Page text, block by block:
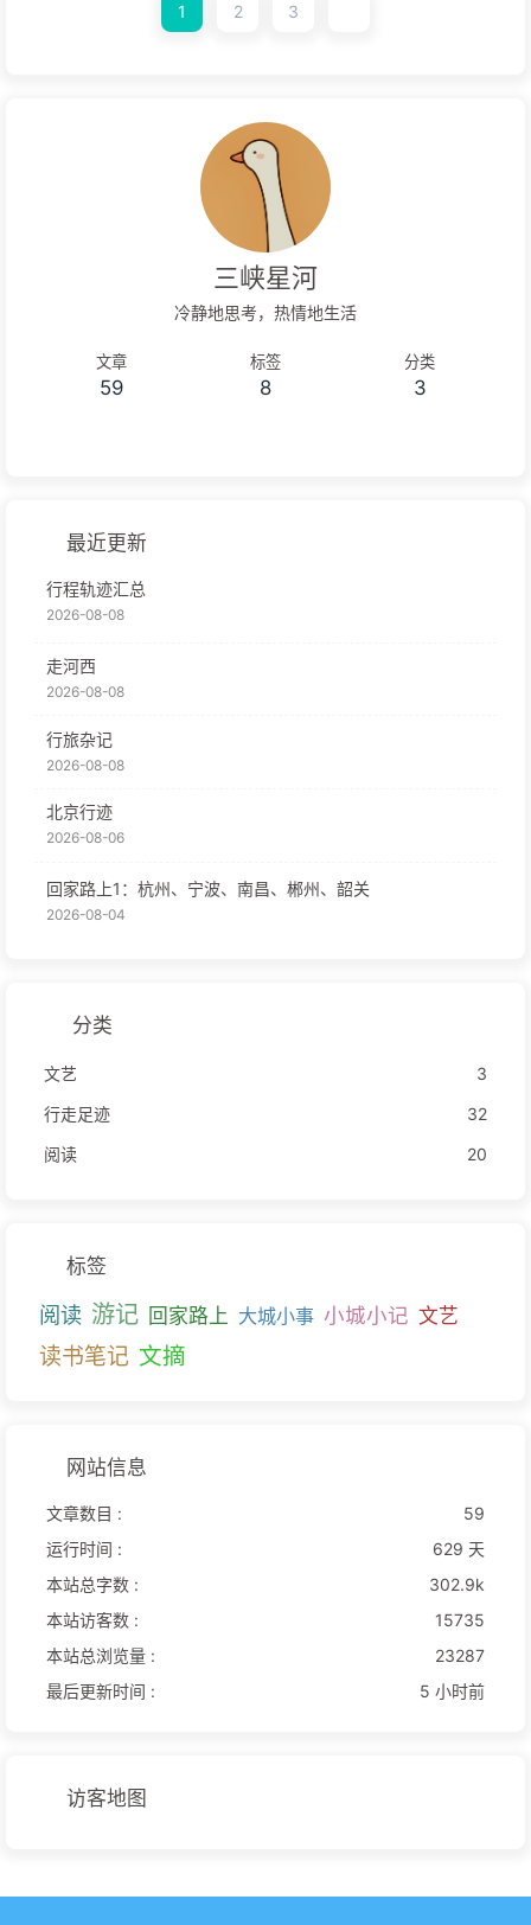
1 2 3
三峡星河
冷静地思考，热情地生活
文章
59
标签
8
分类
3
最近更新
行程轨迹汇总
2026-08-08
走河西
2026-08-08
行旅杂记
2026-08-08
北京行迹
2026-08-06
回家路上1：杭州、宁波、南昌、郴州、韶关
2026-08-04
分类
文艺
3
行走足迹
32
阅读
20
标签
阅读 游记 回家路上 大城小事 小城小记 文艺
读书笔记 文摘
网站信息
文章数目 :
59
运行时间 :
629 天
本站总字数 :
302.9k
本站访客数 :
15735
本站总浏览量 :
23287
最后更新时间 :
5 小时前
访客地图